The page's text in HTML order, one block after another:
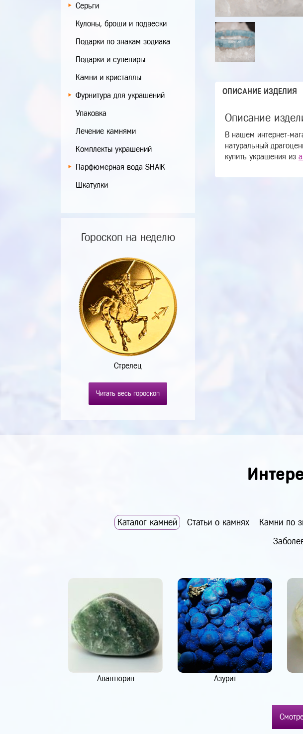
Серьги
Кулоны, броши и подвески
Подарки по знакам зодиака
Подарки и сувениры
Камни и кристаллы
Фурнитура для украшений
Упаковка
Лечение камнями
Комплекты украшений
Парфюмерная вода SHAIK
Шкатулки
Гороскоп на неделю
Стрелец
Читать весь гороскоп
ОПИСАНИЕ ИЗДЕЛИЯ
Описание
В нашем интернет-
натуральный
купить украшения из
Каталог камней Статьи о камнях Камни по
Авантюрин Азурит